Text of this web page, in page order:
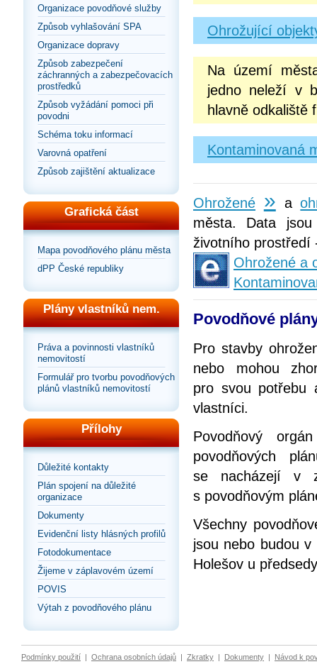
Organizace povodňové služby
Způsob vyhlašování SPA
Organizace dopravy
Způsob zabezpečení
záchranných a zabezpečovacích
prostředků
Způsob vyžádání pomoci při
povodni
Schéma toku informací
Varovná opatření
Způsob zajištění aktualizace
Grafická část
Mapa povodňového plánu města
dPP České republiky
Plány vlastníků nem.
Práva a povinnosti vlastníků
nemovitostí
Formulář pro tvorbu povodňových
plánů vlastníků nemovitostí
Přílohy
Důležité kontakty
Plán spojení na důležité
organizace
Dokumenty
Evidenční listy hlásných profilů
Fotodokumentace
Žijeme v záplavovém území
POVIS
Výtah z povodňového plánu
Ohrožující
Na území
jedno neleží v
hlavně odkaliště
Kontaminovaná
Ohrožené » a
města. Data
životního prostředí
Ohrožené a
Povodňové
Pro stavby
nebo mohou
pro svou potřebu
vlastníci.
Povodňový
povodňových
se nacházejí v
s povodňovým
Všechny
jsou nebo budou v
Holešov u
Podmínky použití | Ochrana osobních údajů | Zkratky | Dokumenty | Návod k